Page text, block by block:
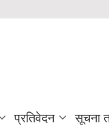
प्रतिवेदन सूचना